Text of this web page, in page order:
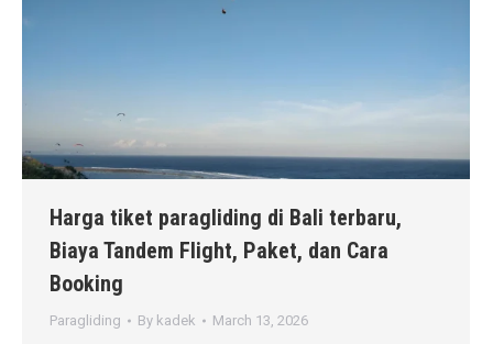
Harga tiket paragliding di Bali terbaru,
Biaya Tandem Flight, Paket, dan Cara
Booking
Paragliding By kadek March 13, 2026